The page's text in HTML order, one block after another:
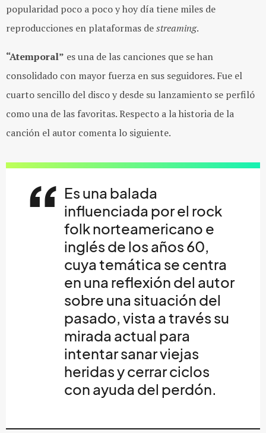
popularidad poco a poco y hoy día tiene miles de
reproducciones en plataformas destreaming.
“Atemporal” es una de las canciones que se han
consolidado con mayor fuerza en sus seguidores. Fue el
cuarto sencillo del disco y desde su lanzamiento se perfiló
como una de las favoritas. Respecto a la historia de la
canción el autor comenta lo siguiente.
Es una balada
influenciada por el rock
folk norteamericano e
inglés de los años 60,
cuya temática se centra
en una reflexión del autor
sobre una situación del
pasado, vista a través su
mirada actual para
intentar sanar viejas
heridas y cerrar ciclos
con ayuda del perdón.